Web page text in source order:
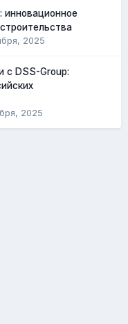
инновационное
2025
с DSS-Group:
2025